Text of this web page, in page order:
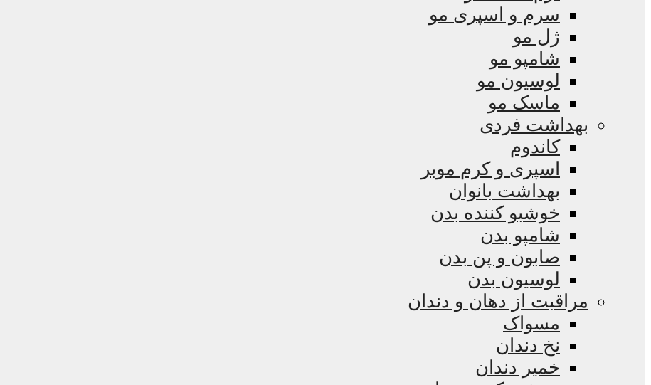
سرم و اسپری مو
ژل مو
شامپو مو
لوسیون مو
ماسک مو
بهداشت فردی
کاندوم
اسپری و کرم موبر
بهداشت بانوان
خوشبو کننده بدن
شامپو بدن
صابون و پن بدن
لوسیون بدن
مراقبت از دهان و دندان
مسواک
نخ دندان
خمیر دندان